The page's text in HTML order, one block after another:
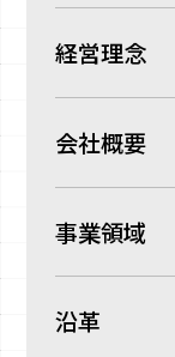
経営理念
会社概要
事業領域
沿革